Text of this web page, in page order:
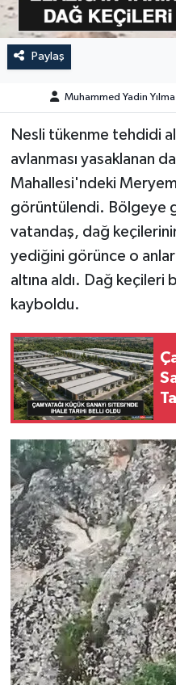
Paylaş
Muhammed Yadin
Nesli tükenme tehdidi
avlanması yasaklanan
Mahallesi'ndeki
görüntülendi. Bölgeye
vatandaş, dağ
yediğini görünce o
altına aldı. Dağ
kayboldu.
MAGAZİN
MEDYA
ÖZEL HABER
SAĞLIK
SİYASET
SPOR
YAŞAM